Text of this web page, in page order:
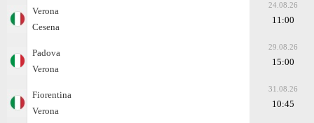
Verona
Cesena
24.08.26
11:00
Padova
Verona
29.08.26
15:00
Fiorentina
Verona
31.08.26
10:45